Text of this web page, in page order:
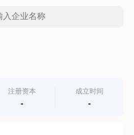
注册资本
-
成立时间
-